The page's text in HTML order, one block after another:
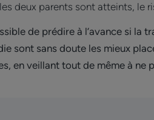
deux parents sont atteints, le
de prédire à l’avance si la
sont sans doute les mieux
en veillant tout de même à ne